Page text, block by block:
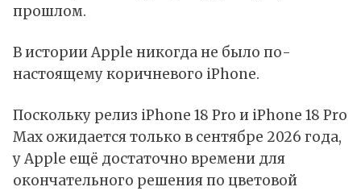
прошлом.
В истории Apple никогда не было по-
настоящему коричневого iPhone.
Поскольку релиз iPhone 18 Pro и iPhone 18 Pro
Max ожидается только в сентябре 2026 года,
у Apple ещё достаточно времени для
окончательного решения по цветовой